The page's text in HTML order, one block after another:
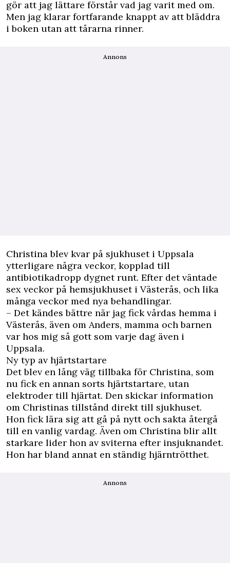
gör att jag lättare förstår vad jag varit med om.
Men jag klarar fortfarande knappt av att bläddra
i boken utan att tårarna rinner.
Annons
Christina blev kvar på sjukhuset i Uppsala
ytterligare några veckor, kopplad till
antibiotikadropp dygnet runt. Efter det väntade
sex veckor på hemsjukhuset i Västerås, och lika
många veckor med nya behandlingar.
– Det kändes bättre när jag fick vårdas hemma i
Västerås, även om Anders, mamma och barnen
var hos mig så gott som varje dag även i
Uppsala.
Ny typ av hjärtstartare
Det blev en lång väg tillbaka för Christina, som
nu fick en annan sorts hjärtstartare, utan
elektroder till hjärtat. Den skickar information
om Christinas tillstånd direkt till sjukhuset.
Hon fick lära sig att gå på nytt och sakta återgå
till en vanlig vardag. Även om Christina blir allt
starkare lider hon av sviterna efter insjuknandet.
Hon har bland annat en ständig hjärntrötthet.
Annons